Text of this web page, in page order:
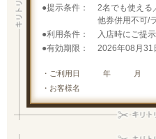
提示条件
2名でも使える
他券併用不可/
利用条件
入店時にご提
有効期限
2026年08月
・ご利用日 年 月
・お客様名